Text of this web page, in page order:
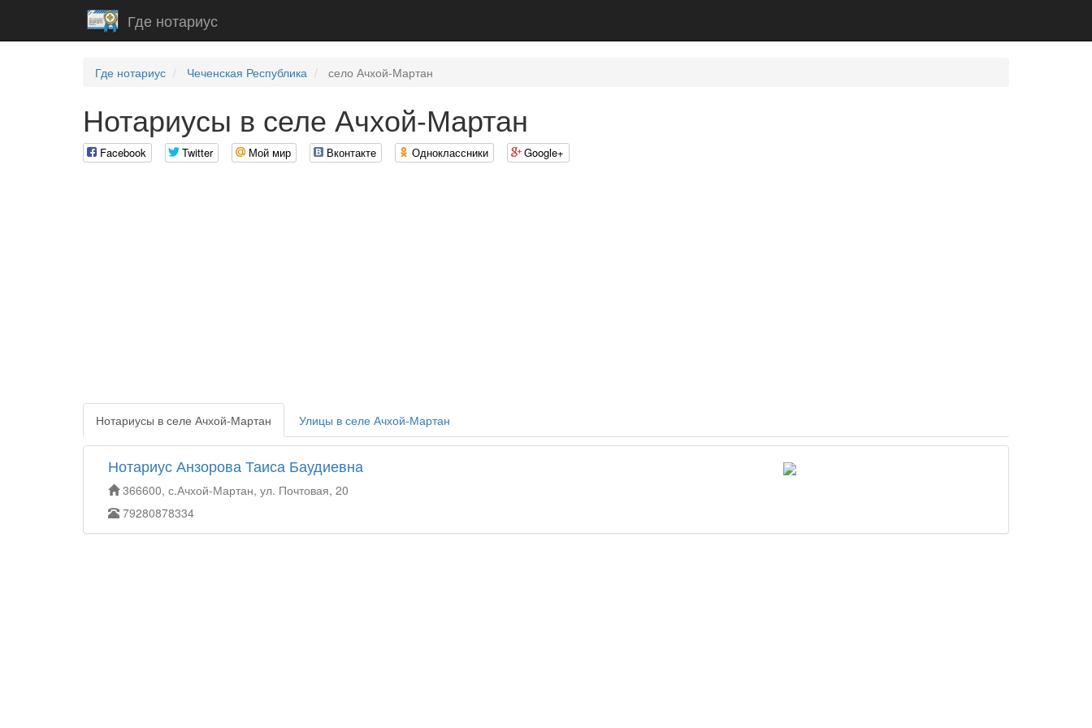
Где нотариус
Где нотариус Чеченская Республика село Ачхой-Мартан
Нотариусы в селе Ачхой-Мартан
Facebook Twitter Мой мир Вконтакте Одноклассники Google+
Нотариусы в селе Ачхой-Мартан Улицы в селе Ачхой-Мартан
Нотариус Анзорова Таиса Баудиевна
366600, с.Ачхой-Мартан, ул. Почтовая, 20
79280878334